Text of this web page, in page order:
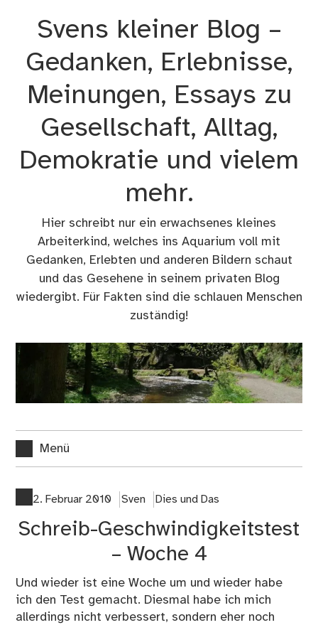
Svens kleiner Blog –
Gedanken, Erlebnisse,
Meinungen, Essays zu
Gesellschaft, Alltag,
Demokratie und vielem
mehr.
Hier schreibt nur ein erwachsenes kleines
Arbeiterkind, welches ins Aquarium voll mit
Gedanken, Erlebten und anderen Bildern schaut
und das Gesehene in seinem privaten Blog
wiedergibt. Für Fakten sind die schlauen Menschen
zuständig!
Menü
2. Februar 2010 Sven Dies und Das
Schreib-Geschwindigkeitstest
– Woche 4
Und wieder ist eine Woche um und wieder habe
ich den Test gemacht. Diesmal habe ich mich
allerdings nicht verbessert, sondern eher noch